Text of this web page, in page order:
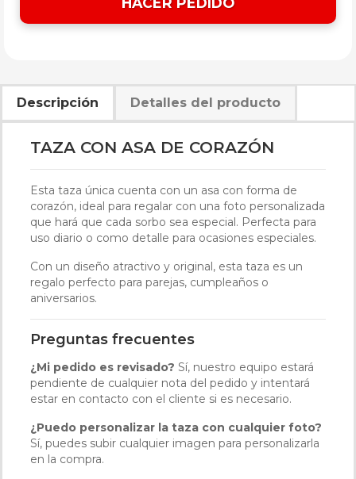
Descripción Detalles del producto
TAZA CON ASA DE CORAZÓN
Esta taza única cuenta con un asa con forma de
corazón, ideal para regalar con una foto personalizada
que hará que cada sorbo sea especial. Perfecta para
uso diario o como detalle para ocasiones especiales.
Con un diseño atractivo y original, esta taza es un
regalo perfecto para parejas, cumpleaños o
aniversarios.
Preguntas frecuentes
¿Mi pedido es revisado? Sí, nuestro equipo estará
pendiente de cualquier nota del pedido y intentará
estar en contacto con el cliente si es necesario.
¿Puedo personalizar la taza con cualquier foto?
Sí, puedes subir cualquier imagen para personalizarla
en la compra.